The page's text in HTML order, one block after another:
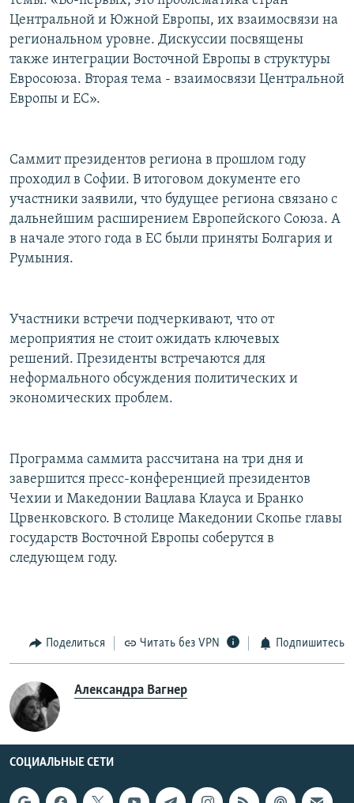
Центральной и Южной Европы, их взаимосвязи на
региональном уровне. Дискуссии посвящены
также интеграции Восточной Европы в структуры
Евросоюза. Вторая тема - взаимосвязи Центральной
Европы и ЕС».
Саммит президентов региона в прошлом году
проходил в Софии. В итоговом документе его
участники заявили, что будущее региона связано с
дальнейшим расширением Европейского Союза. А
в начале этого года в ЕС были приняты Болгария и
Румыния.
Участники встречи подчеркивают, что от
мероприятия не стоит ожидать ключевых
решений. Президенты встречаются для
неформального обсуждения политических и
экономических проблем.
Программа саммита рассчитана на три дня и
завершится пресс-конференцией президентов
Чехии и Македонии Вацлава Клауса и Бранко
Црвенковского. В столице Македонии Скопье главы
государств Восточной Европы соберутся в
следующем году.
Поделиться Читать без VPN Подпишитесь
Александра Вагнер
СОЦИАЛЬНЫЕ СЕТИ